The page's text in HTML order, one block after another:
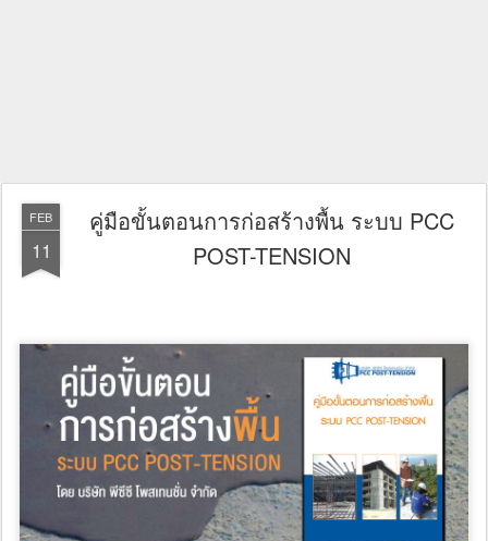
FEB
11
คู่มือขั้นตอนการก่อสร้างพื้น ระบบ PCC
POST-TENSION